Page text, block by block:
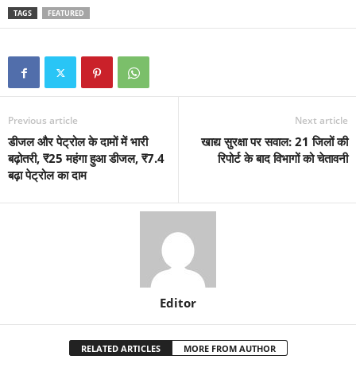
TAGS FEATURED
Previous article
डीजल और पेट्रोल के दामों में भारी
बढ़ोतरी, ₹25 महंगा हुआ डीजल, ₹7.4
बढ़ा पेट्रोल का दाम
Next article
खाद्य सुरक्षा पर सवाल: 21 जिलों की
रिपोर्ट के बाद विभागों को चेतावनी
Editor
RELATED ARTICLES MORE FROM AUTHOR